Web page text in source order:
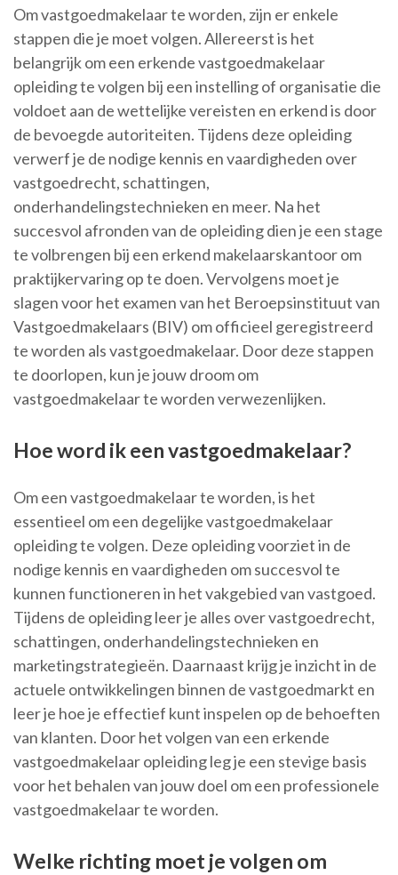
Om vastgoedmakelaar te worden, zijn er enkele
stappen die je moet volgen. Allereerst is het
belangrijk om een erkende vastgoedmakelaar
opleiding te volgen bij een instelling of organisatie die
voldoet aan de wettelijke vereisten en erkend is door
de bevoegde autoriteiten. Tijdens deze opleiding
verwerf je de nodige kennis en vaardigheden over
vastgoedrecht, schattingen,
onderhandelingstechnieken en meer. Na het
succesvol afronden van de opleiding dien je een stage
te volbrengen bij een erkend makelaarskantoor om
praktijkervaring op te doen. Vervolgens moet je
slagen voor het examen van het Beroepsinstituut van
Vastgoedmakelaars (BIV) om officieel geregistreerd
te worden als vastgoedmakelaar. Door deze stappen
te doorlopen, kun je jouw droom om
vastgoedmakelaar te worden verwezenlijken.
Hoe word ik een vastgoedmakelaar?
Om een vastgoedmakelaar te worden, is het
essentieel om een degelijke vastgoedmakelaar
opleiding te volgen. Deze opleiding voorziet in de
nodige kennis en vaardigheden om succesvol te
kunnen functioneren in het vakgebied van vastgoed.
Tijdens de opleiding leer je alles over vastgoedrecht,
schattingen, onderhandelingstechnieken en
marketingstrategieën. Daarnaast krijg je inzicht in de
actuele ontwikkelingen binnen de vastgoedmarkt en
leer je hoe je effectief kunt inspelen op de behoeften
van klanten. Door het volgen van een erkende
vastgoedmakelaar opleiding leg je een stevige basis
voor het behalen van jouw doel om een professionele
vastgoedmakelaar te worden.
Welke richting moet je volgen om